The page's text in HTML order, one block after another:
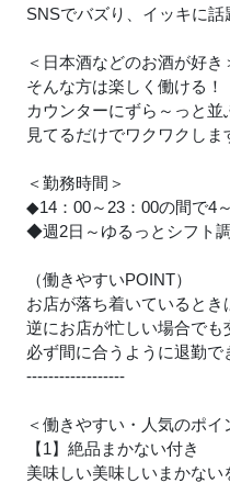
SNSでバズり、イッキに
＜日本酒などのお酒が好き
そんな方は楽しく働ける！
カウンターにずら～っと並
見てるだけでワクワクしま
＜勤務時間＞
◆14：00～23：00の間で4
◆週2日～ゆるっとシフト
（働きやすいPOINT）
お店が落ち着いているとき
逆にお店が忙しい場合でも
必ず間に合うように退勤で
------------------
＜働きやすい・人気のポイ
【1】絶品まかない付き
美味しい美味しいまかない